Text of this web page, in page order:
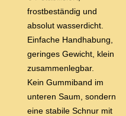
frostbeständig und
absolut wasserdicht.
Einfache Handhabung,
geringes Gewicht, klein
zusammenlegbar.
Kein Gummiband im
unteren Saum, sondern
eine stabile Schnur mit